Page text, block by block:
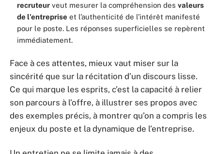
recruteur veut mesurer la compréhension des valeurs
de l’entreprise et l’authenticité de l’intérêt manifesté
pour le poste. Les réponses superficielles se repèrent
immédiatement.
Face à ces attentes, mieux vaut miser sur la
sincérité que sur la récitation d’un discours lisse.
Ce qui marque les esprits, c’est la capacité à relier
son parcours à l’offre, à illustrer ses propos avec
des exemples précis, à montrer qu’on a compris les
enjeux du poste et la dynamique de l’entreprise.